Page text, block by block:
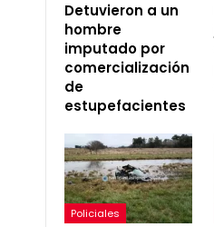
Detuvieron a un
hombre
imputado por
comercialización
de
estupefacientes
Policiales